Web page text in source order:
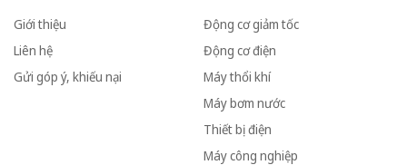
Giới thiệu
Liên hệ
Gửi góp ý, khiếu nại
Động cơ giảm tốc
Động cơ điện
Máy thổi khí
Máy bơm nước
Thiết bị điện
Máy công nghiệp